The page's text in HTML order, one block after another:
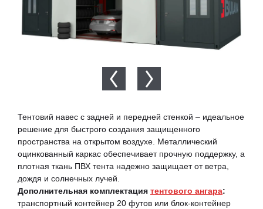
Тентовий навес с задней и передней стенкой – идеальное
решение для быстрого создания защищенного
пространства на открытом воздухе. Металлический
оцинкованный каркас обеспечивает прочную поддержку, а
плотная ткань ПВХ тента надежно защищает от ветра,
дождя и солнечных лучей.
Дополнительная комплектация тентового ангара:
транспортный контейнер 20 футов или блок-контейнер